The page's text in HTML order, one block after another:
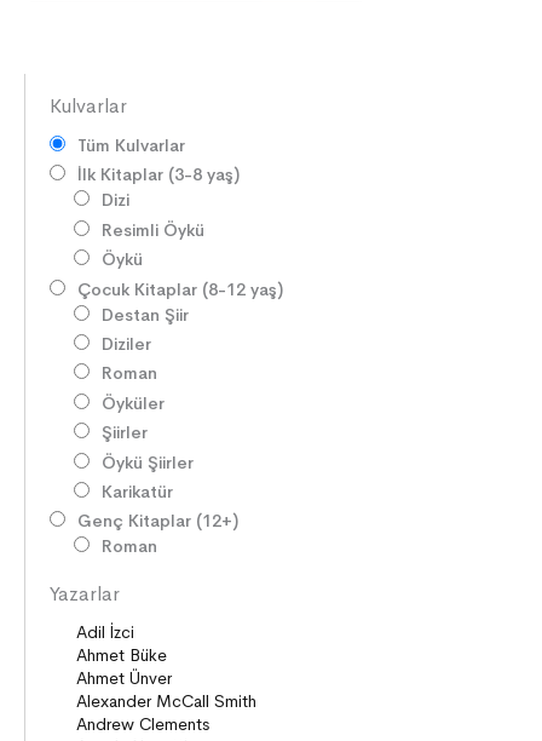
Kulvarlar
Tüm Kulvarlar
İlk Kitaplar (3-8 yaş)
Dizi
Resimli Öykü
Öykü
Çocuk Kitaplar (8-12 yaş)
Destan Şiir
Diziler
Roman
Öyküler
Şiirler
Öykü Şiirler
Karikatür
Genç Kitaplar (12+)
Roman
Öyküler
Şiirler
Deneme
Anlatı
Seçki
Yazarlar